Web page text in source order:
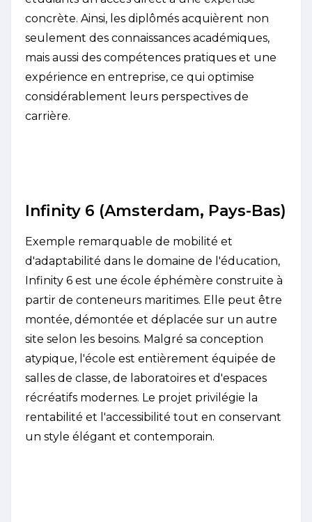
concrète. Ainsi, les diplômés acquièrent non
seulement des connaissances académiques,
mais aussi des compétences pratiques et une
expérience en entreprise, ce qui optimise
considérablement leurs perspectives de
carrière.
Infinity 6 (Amsterdam, Pays-Bas)
Exemple remarquable de mobilité et
d'adaptabilité dans le domaine de l'éducation,
Infinity 6 est une école éphémère construite à
partir de conteneurs maritimes. Elle peut être
montée, démontée et déplacée sur un autre
site selon les besoins. Malgré sa conception
atypique, l'école est entièrement équipée de
salles de classe, de laboratoires et d'espaces
récréatifs modernes. Le projet privilégie la
rentabilité et l'accessibilité tout en conservant
un style élégant et contemporain.